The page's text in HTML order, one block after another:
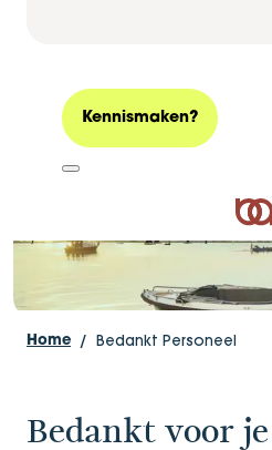
Kennismaken?
Bedankt!
Home Bedankt Personeel
Bedankt voor